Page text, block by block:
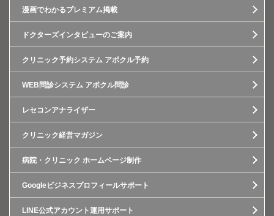
漫画でわかるプレミアム掲載
ドクターズインタビューのご案内
クリニック予約システム アポクル予約
WEB問診システム アポクル問診
レセコンアナライザー
クリニック経営マガジン
病院・クリニック ホームページ制作
Googleビジネスプロフィールサポート
LINE公式アカウント運用サポート